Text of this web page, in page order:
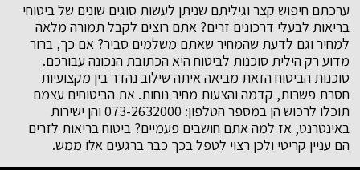
ערכתם חיפוש קצר וגיליתם שניתן לעשות סוגים שונים של ביטוחי
בריאות לבעלי דרכונים זרים? אתם רוצים לקבל תמורה מלאה
למחיר וגם לדעת שהמחיר שאתם משלמים סביר? אם כך, ברור
מדוע רק הילית סוכנות לביטוח היא הכתובת הנכונה עבורכם.
סוכנות הביטוח הזאת מביאה איתה שילוב נהדר בין מקצועיות
חסרת פשרות, קדמה והצעות מחיר נוחות. את הביטוחים עצמם
תוכלו לרכוש הן במספר הטלפון: 073-2632000 והן ישירות
באינטרנט, אז למה אתם חושבים פעמיים? ביטוח בריאות לזרים
הם עניין קריטי ולכן רצוי לטפל בכך כבר ברגעים אלו ממש.